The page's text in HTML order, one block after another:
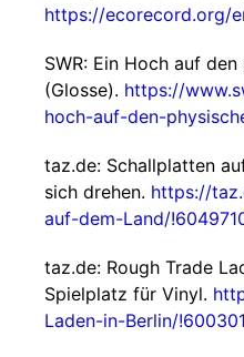
https://ecorecord.org/
SWR: Ein Hoch auf
(Glosse). https://
hoch-auf-den-
taz.de: Schallplatten
sich drehen. https://
auf-dem-Land/
taz.de: Rough Trade
Spielplatz für Vinyl.
Laden-in-Berlin/